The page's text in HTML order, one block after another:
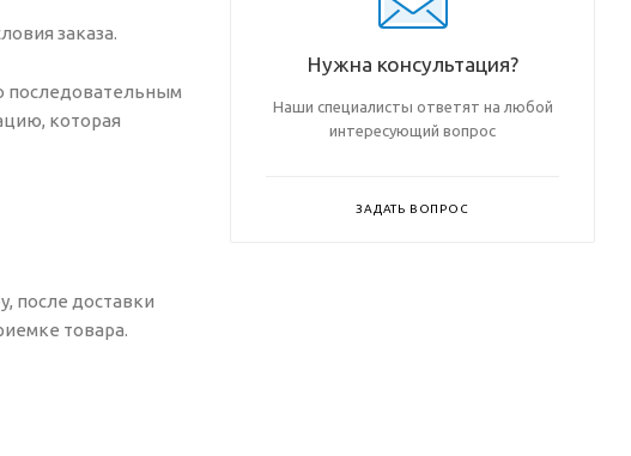
заказа.
последовательным
которая
после доставки
товара.
Нужна консультация?
Наши специалисты ответят на любой
интересующий вопрос
ЗАДАТЬ ВОПРОС